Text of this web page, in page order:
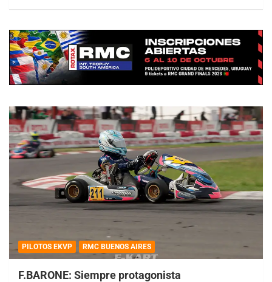
PILOTOS EKVP RMC BUENOS AIRES
F.BARONE: Siempre protagonista